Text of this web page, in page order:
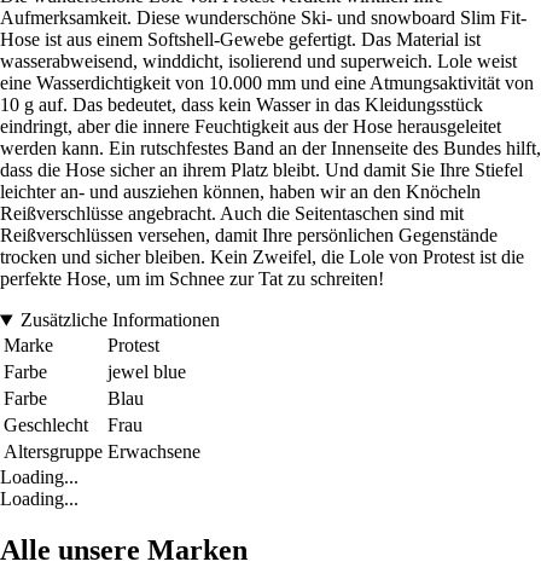
Aufmerksamkeit. Diese wunderschöne Ski- und snowboard Slim Fit-
Hose ist aus einem Softshell-Gewebe gefertigt. Das Material ist
wasserabweisend, winddicht, isolierend und superweich. Lole weist
eine Wasserdichtigkeit von 10.000 mm und eine Atmungsaktivität von
10 g auf. Das bedeutet, dass kein Wasser in das Kleidungsstück
eindringt, aber die innere Feuchtigkeit aus der Hose herausgeleitet
werden kann. Ein rutschfestes Band an der Innenseite des Bundes hilft,
dass die Hose sicher an ihrem Platz bleibt. Und damit Sie Ihre Stiefel
leichter an- und ausziehen können, haben wir an den Knöcheln
Reißverschlüsse angebracht. Auch die Seitentaschen sind mit
Reißverschlüssen versehen, damit Ihre persönlichen Gegenstände
trocken und sicher bleiben. Kein Zweifel, die Lole von Protest ist die
perfekte Hose, um im Schnee zur Tat zu schreiten!
Zusätzliche Informationen
Marke
Protest
Farbe
jewel blue
Farbe
Blau
Geschlecht
Frau
Altersgruppe Erwachsene
Loading...
Loading...
Alle unsere Marken